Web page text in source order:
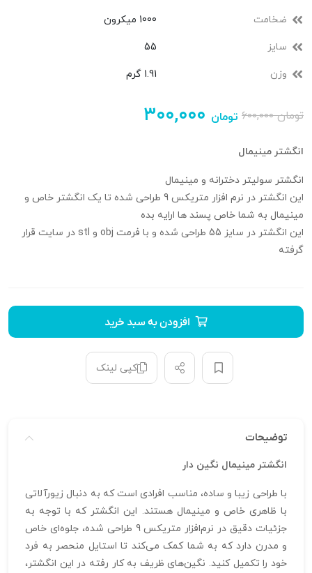
ضخامت 1000 میکرون
سایز 55
وزن 1.91 گرم
۶۰۰,۰۰۰تومان ۳۰۰,۰۰۰ تومان
انگشتر مینیمال
انگشتر سولیتر دخترانه و مینیمال
این انگشتر در نرم افزار متریکس 9 طراحی شده تا یک انگشتر خاص و
مینیمال به شما خاص پسند ها ارایه بده
این انگشتر در سایز 55 طراحی شده و با فرمت obj و stl در سایت قرار
گرفته
افزودن به سبد خرید
کپی لینک
توضیحات
انگشتر مینیمال نگین دار
با طراحی زیبا و ساده، مناسب افرادی است که به دنبال زیورآلاتی
با ظاهری خاص و مینیمال هستند. این انگشتر که با توجه به
جزئیات دقیق در نرم‌افزار متریکس 9 طراحی شده، جلوه‌ای خاص
و مدرن دارد که به شما کمک می‌کند تا استایل منحصر به فرد
خود را تکمیل کنید. نگین‌های ظریف به کار رفته در این انگشتر،